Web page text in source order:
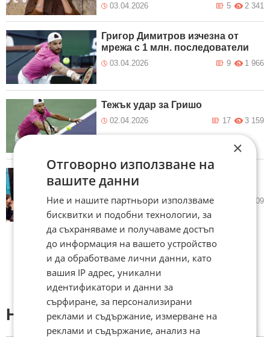
03.04.2026 2 341
5
Григор Димитров изчезна от
мрежа с 1 млн. последователи
03.04.2026 1 966
9
Тежък удар за Гришо
02.04.2026 3 159
17
април)
02.04.2026 1 809
Напиши коментар:
×
Отговорно използване на
вашите данни
Ние и нашите партньори използваме
бисквитки и подобни технологии, за
да съхраняваме и получаваме достъп
до информация на вашето устройство
и да обработваме лични данни, като
вашия IP адрес, уникални
идентификатори и данни за
сърфиране, за персонализирани
реклами и съдържание, измерване на
реклами и съдържание, анализ на